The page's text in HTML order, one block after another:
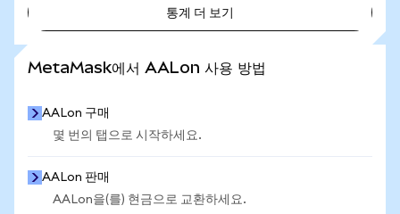
통계 더 보기
MetaMask에서 AALon 사용 방법
AALon 구매
몇 번의 탭으로 시작하세요.
AALon 판매
AALon을(를) 현금으로 교환하세요.